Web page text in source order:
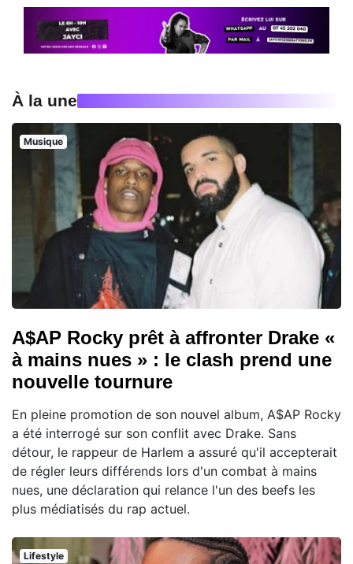
À la une
Musique
A$AP Rocky prêt à affronter Drake «
à mains nues » : le clash prend une
nouvelle tournure
En pleine promotion de son nouvel album, A$AP Rocky
a été interrogé sur son conflit avec Drake. Sans
détour, le rappeur de Harlem a assuré qu'il accepterait
de régler leurs différends lors d'un combat à mains
nues, une déclaration qui relance l'un des beefs les
plus médiatisés du rap actuel.
Lifestyle